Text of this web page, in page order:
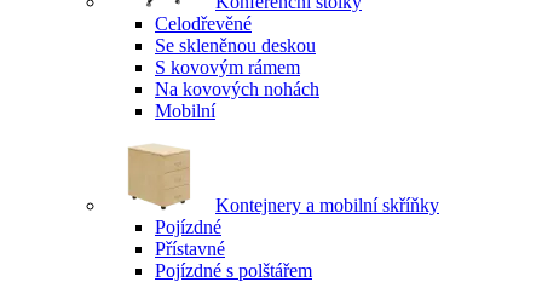
Celodřevěné
Se skleněnou deskou
S kovovým rámem
Na kovových nohách
Mobilní
Kontejnery a mobilní skříňky
Pojízdné
Přístavné
Pojízdné s polštářem